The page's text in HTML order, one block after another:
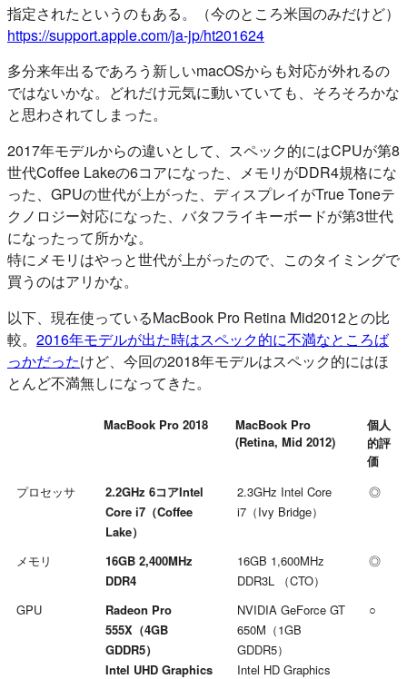
指定されたというのもある。（今のところ米国のみだけど）
https://support.apple.com/ja-jp/ht201624
多分来年出るであろう新しいmacOSからも対応が外れるの
ではないかな。どれだけ元気に動いていても、そろそろかな
と思わされてしまった。
2017年モデルからの違いとして、スペック的にはCPUが第8
世代Coffee Lakeの6コアになった、メモリがDDR4規格にな
った、GPUの世代が上がった、ディスプレイがTrue Toneテ
クノロジー対応になった、バタフライキーボードが第3世代
になったって所かな。
特にメモリはやっと世代が上がったので、このタイミングで
買うのはアリかな。
以下、現在使っているMacBook Pro Retina Mid2012との比
較。 2016年モデルが出た時はスペック的に不満なところば
っかだったけど、今回の2018年モデルはスペック的にはほ
とんど不満無しになってきた。
MacBook Pro 2018
MacBook Pro
(Retina, Mid 2012)
個人
的評
価
プロセッサ
2.2GHz 6コアIntel
Core i7（Coffee
Lake）
2.3GHz Intel Core
i7（Ivy Bridge）
◎
メモリ
16GB 2,400MHz
DDR4
16GB 1,600MHz
DDR3L （CTO）
◎
GPU
Radeon Pro
555X（4GB
GDDR5）
Intel UHD Graphics
NVIDIA GeForce GT
650M（1GB
GDDR5）
Intel HD Graphics
○